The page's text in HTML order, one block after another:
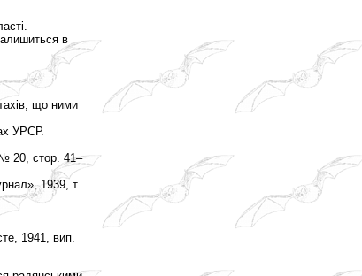
в
що ними
УРСР.
№ 20, стор. 41–
1939, т.
1941, вип.